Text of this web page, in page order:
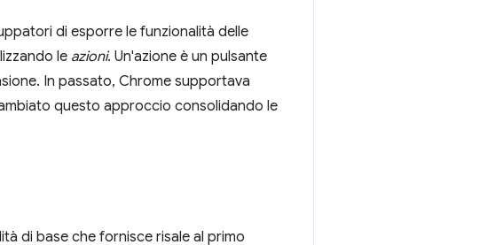
di esporre le funzionalità delle
le azioni. Un'azione è un pulsante
In passato, Chrome supportava
questo approccio consolidando le
di base che fornisce risale al primo